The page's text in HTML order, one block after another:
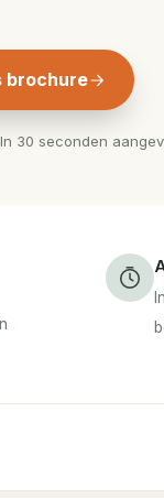
brochure
In 30 seconden